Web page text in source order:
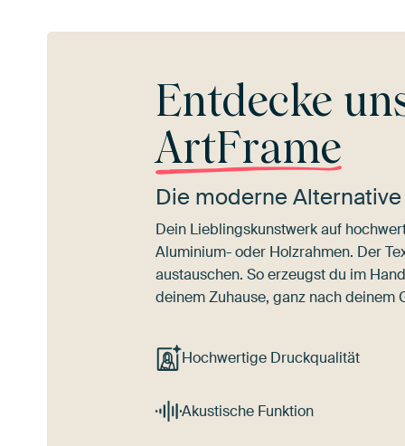
Entdecke
ArtFrame
Die moderne
Dein Lieblingskunstwerk auf
Aluminium- oder Holzrahmen. Der
austauschen. So erzeugst du im
deinem Zuhause, ganz nach deinem
Hochwertige Druckqualität
Akustische Funktion